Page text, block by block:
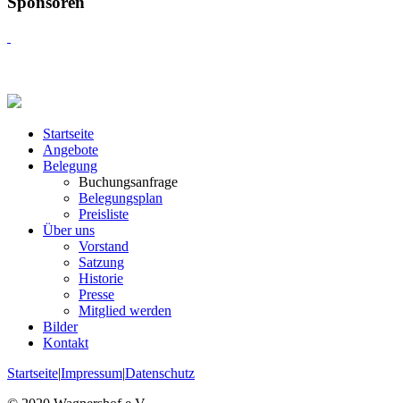
Startseite
Angebote
Belegung
Buchungsanfrage
Belegungsplan
Preisliste
Über uns
Vorstand
Satzung
Historie
Presse
Mitglied werden
Bilder
Kontakt
Startseite|Impressum|Datenschutz